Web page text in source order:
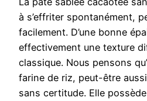
à s’effriter spontanément,
facilement. D’une bonne
effectivement une texture
classique. Nous pensons
farine de riz, peut-être
sans certitude. Elle